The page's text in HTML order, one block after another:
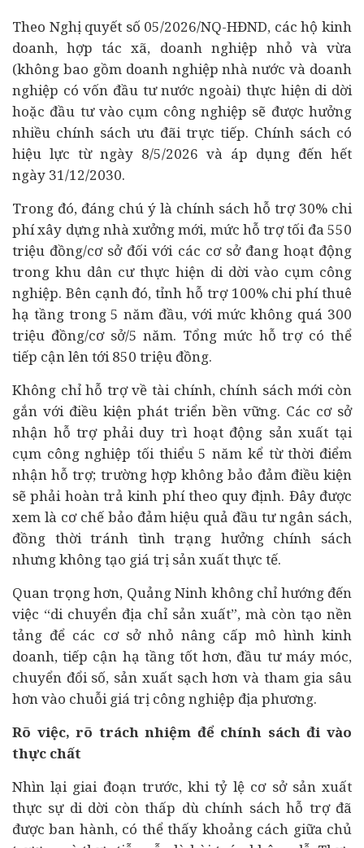
Theo Nghị quyết số 05/2026/NQ-HĐND, các hộ kinh
doanh, hợp tác xã, doanh nghiệp nhỏ và vừa
(không bao gồm doanh nghiệp nhà nước và doanh
nghiệp có vốn đầu tư nước ngoài) thực hiện di dời
hoặc đầu tư vào cụm công nghiệp sẽ được hưởng
nhiều chính sách ưu đãi trực tiếp. Chính sách có
hiệu lực từ ngày 8/5/2026 và áp dụng đến hết
ngày 31/12/2030.
Trong đó, đáng chú ý là chính sách hỗ trợ 30% chi
phí xây dựng nhà xưởng mới, mức hỗ trợ tối đa 550
triệu đồng/cơ sở đối với các cơ sở đang hoạt động
trong khu dân cư thực hiện di dời vào cụm công
nghiệp. Bên cạnh đó, tỉnh hỗ trợ 100% chi phí thuê
hạ tầng trong 5 năm đầu, với mức không quá 300
triệu đồng/cơ sở/5 năm. Tổng mức hỗ trợ có thể
tiếp cận lên tới 850 triệu đồng.
Không chỉ hỗ trợ về tài chính, chính sách mới còn
gắn với điều kiện phát triển bền vững. Các cơ sở
nhận hỗ trợ phải duy trì hoạt động sản xuất tại
cụm công nghiệp tối thiểu 5 năm kể từ thời điểm
nhận hỗ trợ; trường hợp không bảo đảm điều kiện
sẽ phải hoàn trả kinh phí theo quy định. Đây được
xem là cơ chế bảo đảm hiệu quả đầu tư ngân sách,
đồng thời tránh tình trạng hưởng chính sách
nhưng không tạo giá trị sản xuất thực tế.
Quan trọng hơn, Quảng Ninh không chỉ hướng đến
việc “di chuyển địa chỉ sản xuất”, mà còn tạo nền
tảng để các cơ sở nhỏ nâng cấp mô hình kinh
doanh, tiếp cận hạ tầng tốt hơn, đầu tư máy móc,
chuyển đổi số, sản xuất sạch hơn và tham gia sâu
hơn vào chuỗi giá trị công nghiệp địa phương.
Rõ việc, rõ trách nhiệm để chính sách đi vào
thực chất
Nhìn lại giai đoạn trước, khi tỷ lệ cơ sở sản xuất
thực sự di dời còn thấp dù chính sách hỗ trợ đã
được ban hành, có thể thấy khoảng cách giữa chủ